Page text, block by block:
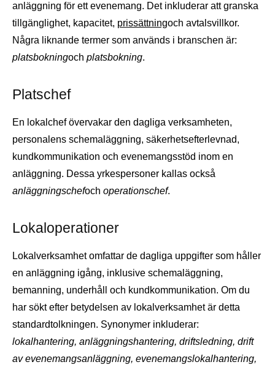
anläggning för ett evenemang. Det inkluderar att granska
tillgänglighet, kapacitet, prissättningoch avtalsvillkor.
Några liknande termer som används i branschen är:
platsbokningoch platsbokning.
Platschef
En lokalchef övervakar den dagliga verksamheten,
personalens schemaläggning, säkerhetsefterlevnad,
kundkommunikation och evenemangsstöd inom en
anläggning. Dessa yrkespersoner kallas också
anläggningschefoch operationschef.
Lokaloperationer
Lokalverksamhet omfattar de dagliga uppgifter som håller
en anläggning igång, inklusive schemaläggning,
bemanning, underhåll och kundkommunikation. Om du
har sökt efter betydelsen av lokalverksamhet är detta
standardtolkningen. Synonymer inkluderar:
lokalhantering, anläggningshantering, driftsledning, drift
av evenemangsanläggning, evenemangslokalhantering,